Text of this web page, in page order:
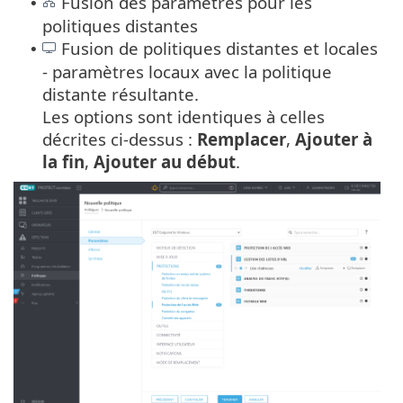
politiques distantes
•
Fusion de politiques distantes et locales
- paramètres locaux avec la politique
distante résultante.
Les options sont identiques à celles
décrites ci-dessus : Remplacer, Ajouter à
la fin, Ajouter au début.